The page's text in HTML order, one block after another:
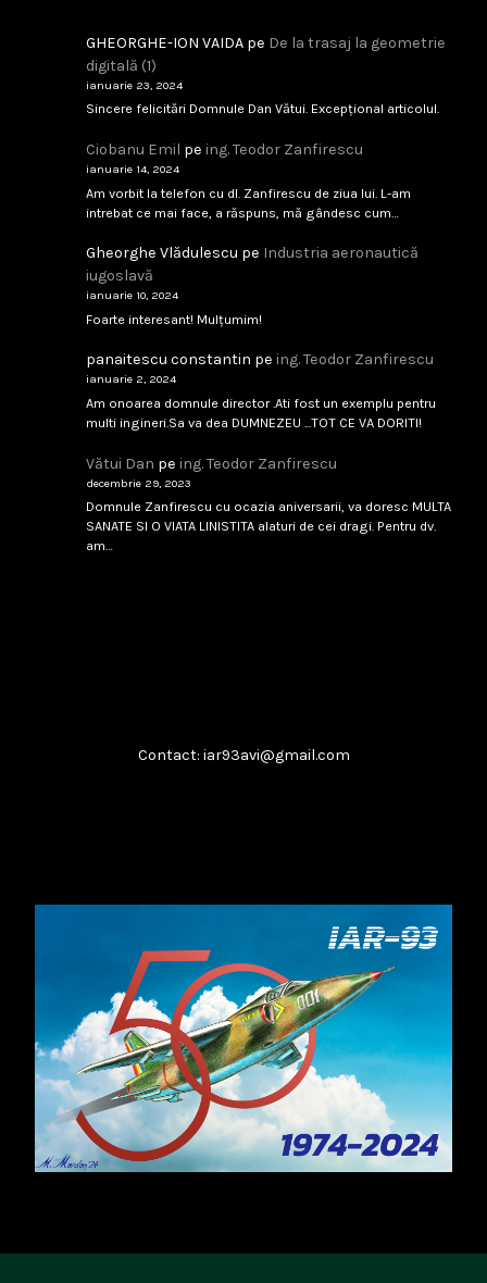
februarie 9, 2026 Citește
februarie 8, 2026 Citește
IAR-99 SM – scandal tehnic sau birocratic?
februarie 8, 2026
Singapore 1994
februarie 8, 2026 Citește
Analiza unui impas
februarie 8, 2026 Citește
DE CE NU PRODUCEM DRONE? EPISODUL 1
februarie 10, 2026 Citește
GHEORGHE-ION VAIDApe De la trasaj la geometrie
digitală (1)
ianuarie 23, 2024
Sincere felicitări Domnule Dan Vătui. Excepțional articolul.
Ciobanu Emil pe ing. Teodor Zanfirescu
ianuarie 14, 2024
Am vorbit la telefon cu dl. Zanfirescu de ziua lui. L-am
intrebat ce mai face, a răspuns, mă gândesc cum…
Gheorghe Vlădulescu pe Industria aeronautică
iugoslavă
ianuarie 10, 2024
Foarte interesant! Mulțumim!
panaitescu constantin pe ing. Teodor Zanfirescu
ianuarie 2, 2024
Am onoarea domnule director .Ati fost un exemplu pentru
multi ingineri.Sa va dea DUMNEZEU ...TOT CE VA DORITI!
Vătui Dan pe ing. Teodor Zanfirescu
decembrie 29, 2023
Domnule Zanfirescu cu ocazia aniversarii, va doresc MULTA
SANATE SI O VIATA LINISTITA alaturi de cei dragi. Pentru dv.
am…
Contact: iar93avi@gmail.com